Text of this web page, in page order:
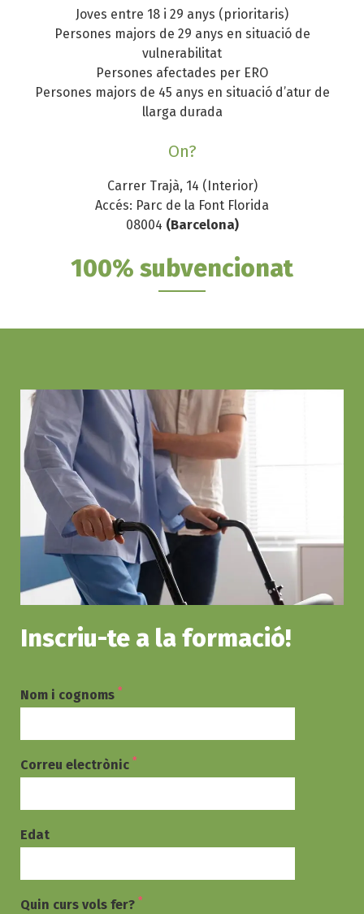
Joves entre 18 i 29 anys (prioritaris)
Persones majors de 29 anys en situació de
vulnerabilitat
Persones afectades per ERO
Persones majors de 45 anys en situació d’atur de
llarga durada
On?
Carrer Trajà, 14 (Interior)
Accés: Parc de la Font Florida
08004 (Barcelona)
100% subvencionat
Inscriu-te a la formació!
Nom i cognoms *
Correu electrònic *
Edat
Quin curs vols fer? *